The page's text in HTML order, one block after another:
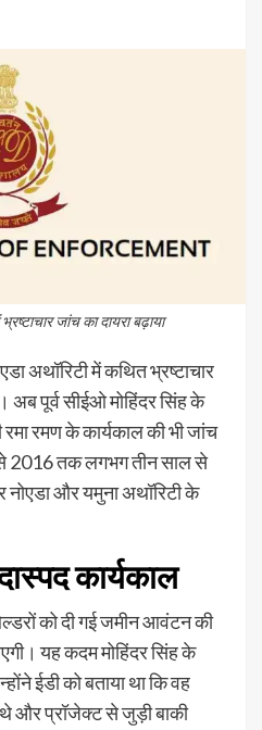
जांच का दायरा बढ़ाया
अथॉरिटी में कथित भ्रष्टाचार
अब पूर्व सीईओ मोहिंदर सिंह के
रमण के कार्यकाल की भी जांच
2016 तक लगभग तीन साल से
और यमुना अथॉरिटी के
कार्यकाल
को दी गई जमीन आवंटन की
यह कदम मोहिंदर सिंह के
ईडी को बताया था कि वह
और प्रॉजेक्ट से जुड़ी बाकी